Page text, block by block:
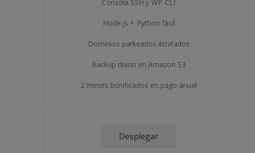
Consola SSH y WP-CLI
Node.js + Python fácil
Dominios parkeados ilimitados
Backup diario en Amazon S3
2 meses bonificados en pago anual
Desplegar